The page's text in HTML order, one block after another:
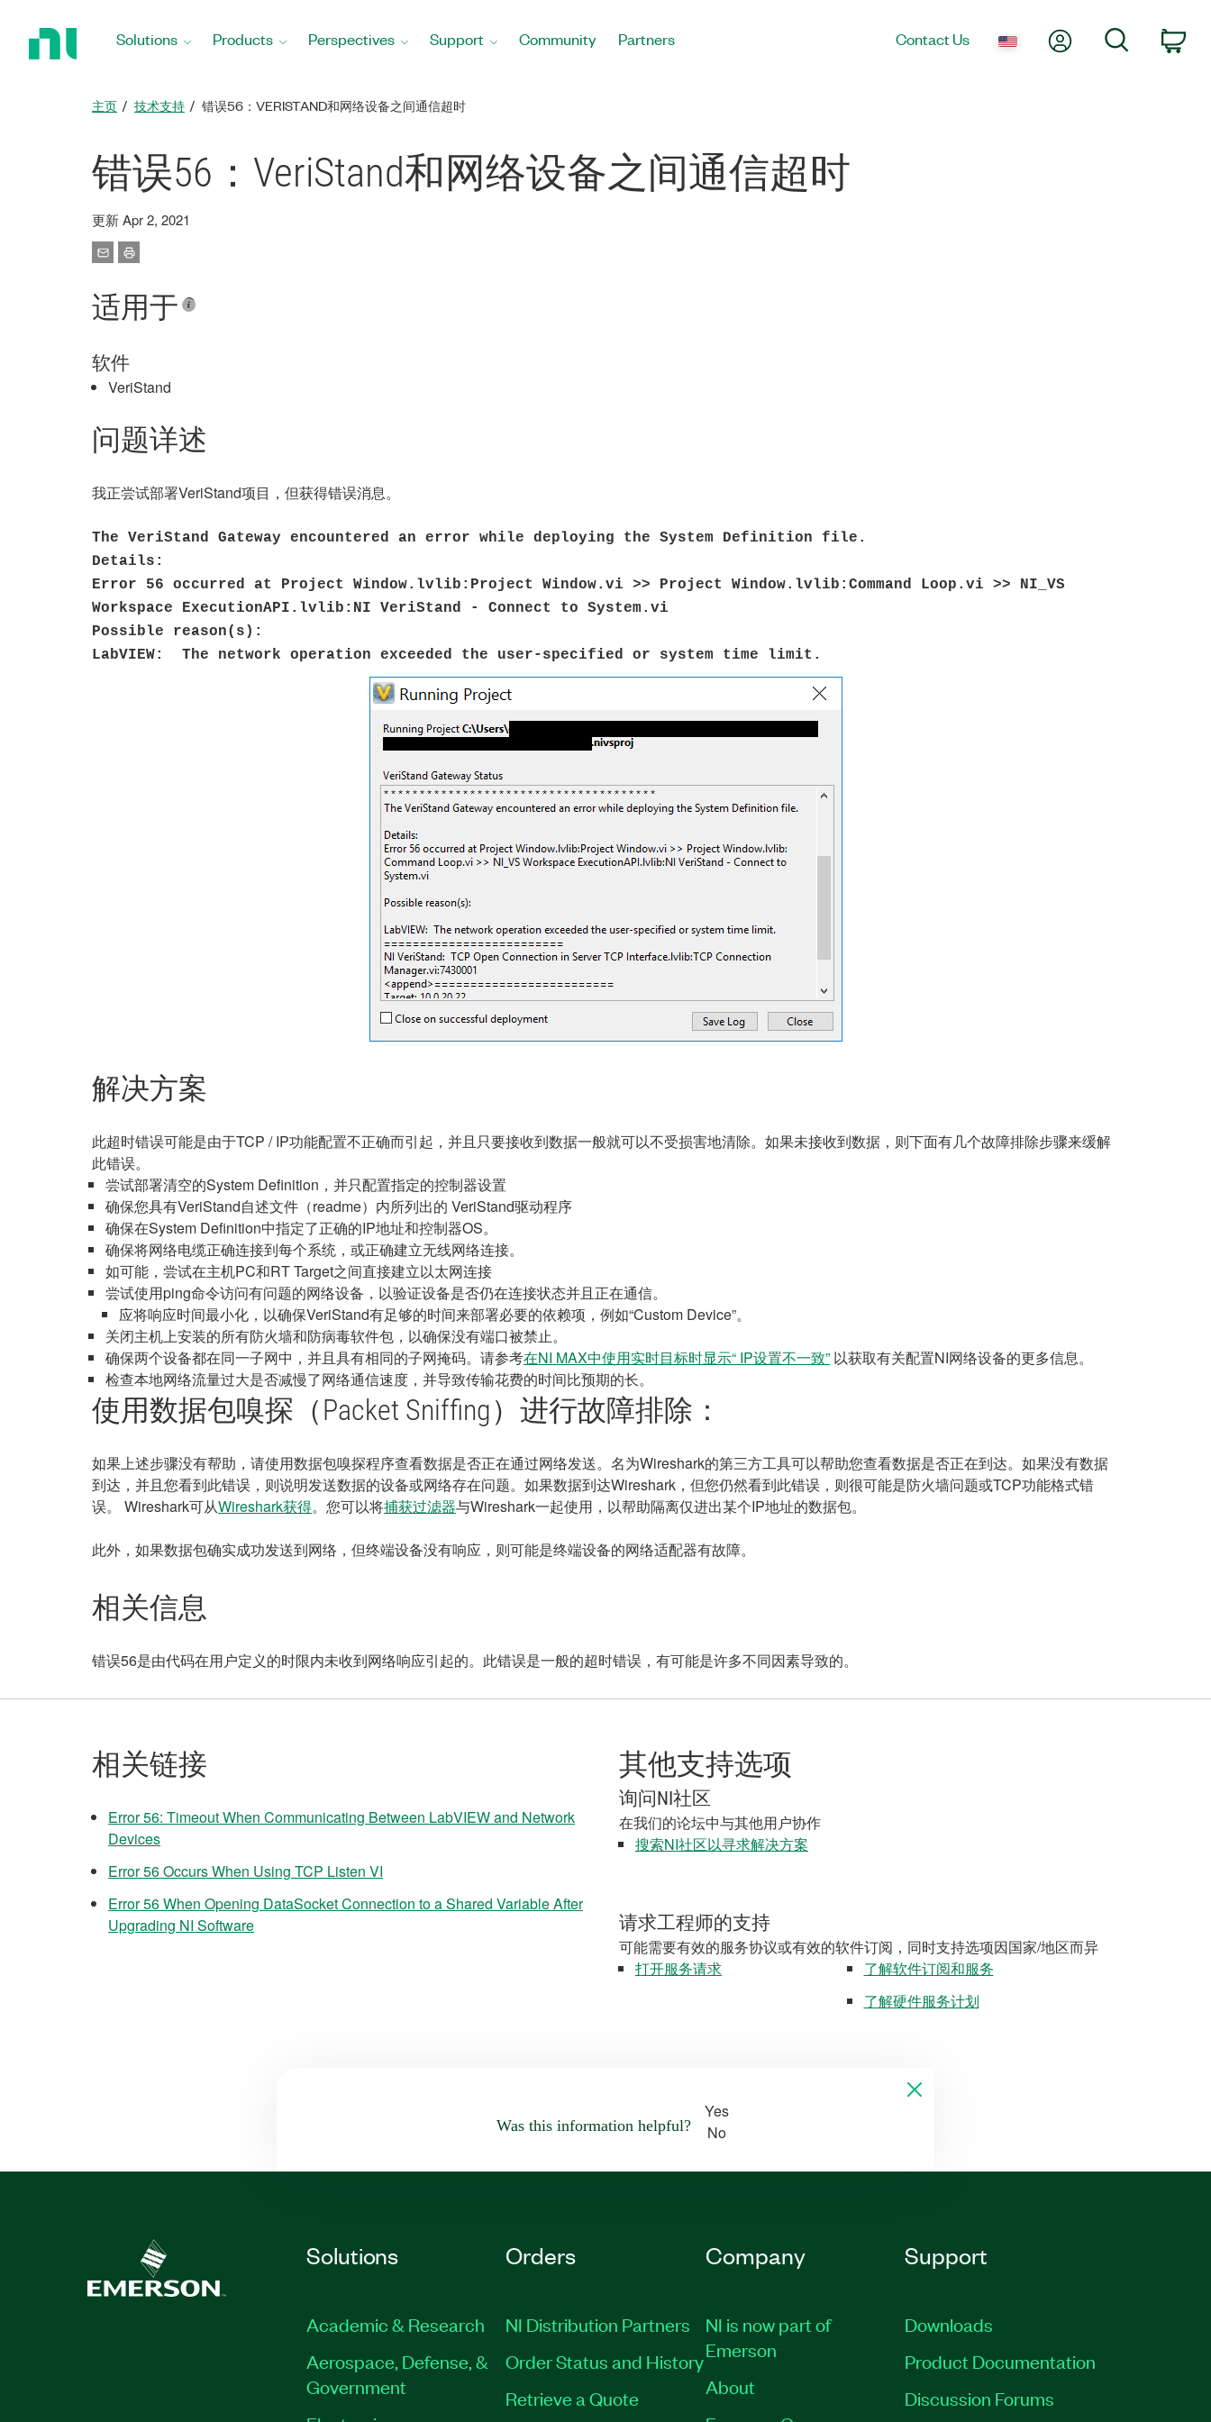
Solutions Products Perspectives Support Community Partners Contact Us My AccountSearch
主页 技术支持 错误56：VERISTAND和网络设备之间通信超时
错误56：VeriStand和网络设备之间通信超时
更新 Apr 2, 2021
适用于
软件
VeriStand
问题详述
我正尝试部署VeriStand项目，但获得错误消息。
The VeriStand Gateway encountered an error while deploying the System Definition file.
Details:
Error 56 occurred at Project Window.lvlib:Project Window.vi >> Project Window.lvlib:Command Loop.vi >> NI_VS
Workspace ExecutionAPI.lvlib:NI VeriStand - Connect to System.vi
Possible reason(s):
LabVIEW: The network operation exceeded the user-specified or system time limit.
解决方案
此超时错误可能是由于TCP / IP功能配置不正确而引起，并且只要接收到数据一般就可以不受损害地清除。如果未接收到数据，则下面有几个故障排除步骤来缓解
此错误。
尝试部署清空的System Definition，并只配置指定的控制器设置
确保您具有VeriStand自述文件（readme）内所列出的 VeriStand驱动程序
确保在System Definition中指定了正确的IP地址和控制器OS。
确保将网络电缆正确连接到每个系统，或正确建立无线网络连接。
如可能，尝试在主机PC和RT Target之间直接建立以太网连接
尝试使用ping命令访问有问题的网络设备，以验证设备是否仍在连接状态并且正在通信。
应将响应时间最小化，以确保VeriStand有足够的时间来部署必要的依赖项，例如“Custom Device”。
关闭主机上安装的所有防火墙和防病毒软件包，以确保没有端口被禁止。
确保两个设备都在同一子网中，并且具有相同的子网掩码。请参考在NI MAX中使用实时目标时显示“ IP设置不一致” 以获取有关配置NI网络设备的更多信息。
检查本地网络流量过大是否减慢了网络通信速度，并导致传输花费的时间比预期的长。
使用数据包嗅探（Packet Sniffing）进行故障排除：
如果上述步骤没有帮助，请使用数据包嗅探程序查看数据是否正在通过网络发送。名为Wireshark的第三方工具可以帮助您查看数据是否正在到达。如果没有数据
到达，并且您看到此错误，则说明发送数据的设备或网络存在问题。如果数据到达Wireshark，但您仍然看到此错误，则很可能是防火墙问题或TCP功能格式错
误。 Wireshark可从Wireshark获得。您可以将捕获过滤器与Wireshark一起使用，以帮助隔离仅进出某个IP地址的数据包。
此外，如果数据包确实成功发送到网络，但终端设备没有响应，则可能是终端设备的网络适配器有故障。
相关信息
错误56是由代码在用户定义的时限内未收到网络响应引起的。此错误是一般的超时错误，有可能是许多不同因素导致的。
相关链接
Error 56: Timeout When Communicating Between LabVIEW and Network
Devices
Error 56 Occurs When Using TCP Listen VI
Error 56 When Opening DataSocket Connection to a Shared Variable After
Upgrading NI Software
其他支持选项
询问NI社区
在我们的论坛中与其他用户协作
搜索NI社区以寻求解决方案
请求工程师的支持
可能需要有效的服务协议或有效的软件订阅，同时支持选项因国家/地区而异
打开服务请求
了解软件订阅和服务
了解硬件服务计划
Was this information helpful?
Yes
No
Solutions
Academic & Research
Aerospace, Defense, &
Government
Orders
NI Distribution Partners
Order Status and History
Retrieve a Quote
Company
NI is now part of
Emerson
About
Support
Downloads
Product Documentation
Discussion Forums